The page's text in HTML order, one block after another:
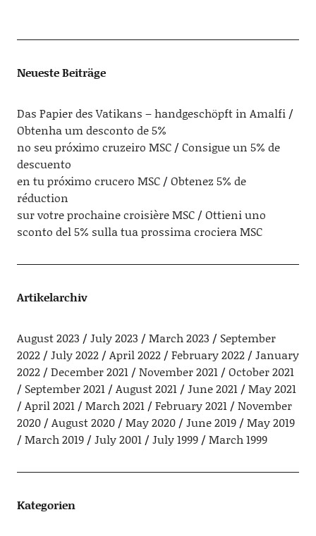
Neueste Beiträge
Das Papier des Vatikans – handgeschöpft in Amalfi
Obtenha um desconto de 5%
no seu próximo cruzeiro MSC
Consigue un 5% de
descuento
en tu próximo crucero MSC
Obtenez 5% de
réduction
sur votre prochaine croisière MSC
Ottieni uno
sconto del 5% sulla tua prossima crociera MSC
Artikelarchiv
August 2023 July 2023 March 2023
September
2022
July 2022 April 2022 February 2022
January
2022
December 2021 November 2021
October 2021
September 2021
August 2021 June 2021
May 2021
April 2021
March 2021 February 2021
November
2020
August 2020 May 2020 June 2019
May 2019
March 2019
July 2001 July 1999 March 1999
Kategorien